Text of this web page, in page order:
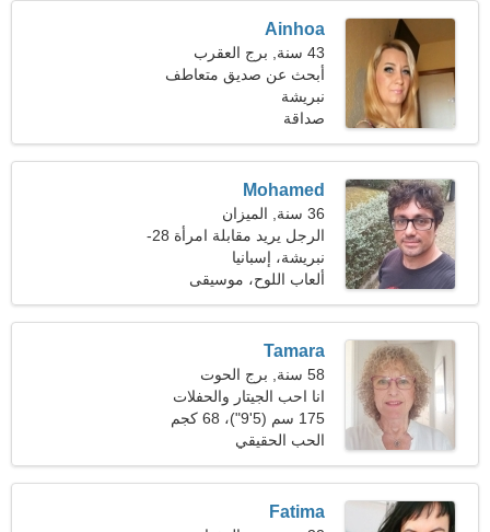
Ainhoa
43 سنة, برج العقرب
أبحث عن صديق متعاطف
مدى الحياة
نبريشة
صداقة
Mohamed
36 سنة, الميزان
الرجل يريد مقابلة امرأة 28-
32
نبريشة، إسبانيا
ألعاب اللوح، موسيقى
كلاسيكية
Tamara
58 سنة, برج الحوت
انا احب الجيتار والحفلات
الموسيقية
175 سم (5'9")، 68 كجم
(149 رطلا)
الحب الحقيقي
Fatima